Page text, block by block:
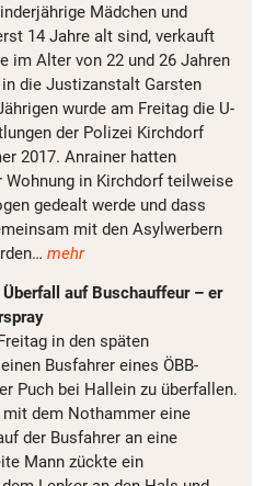
Mädchen und
14 Jahre alt sind, verkauft
im Alter von 22 und 26 Jahren
die Justizanstalt Garsten
wurde am Freitag die U-
der Polizei Kirchdorf
2017. Anrainer hatten
Wohnung in Kirchdorf teilweise
gedealt werde und dass
mit den Asylwerbern
mehr
auf Buschauffeur – er
in den späten
Busfahrer eines ÖBB-
Puch bei Hallein zu überfallen.
dem Nothammer eine
der Busfahrer an eine
Mann zückte ein